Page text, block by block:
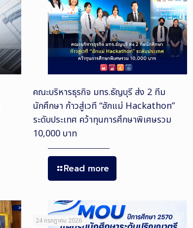
คณะบริหารธุรกิจ มทร.ธัญบุรี ส่ง 2 ทีม
นักศึกษา ก้าวสู่เวที “ฮักแม่ Hackathon”
ระดับประเทศ คว้าทุนการศึกษาพิเศษรวม
10,000 บาท
Read more
24 กรกฎาคม 2026